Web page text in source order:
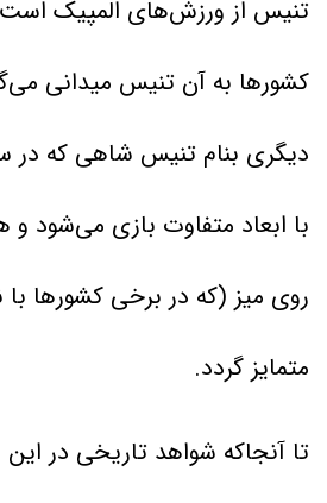
تنیس از ورزش‌های المپیک
کشورها به آن تنیس میدانی
دیگری بنام تنیس شاهی که در
با ابعاد متفاوت بازی می‌شود
روی میز (که در برخی کشورها
متمایز گردد.
تا آنجاکه شواهد تاریخی در